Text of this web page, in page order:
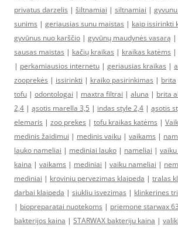
privatus darzelis | šiltnamiai | siltnamiai |
sunims | geriausias sunu maistas | kaip issirinkti
gyvūnus nuo karščio | gyvūnų maudynės vasarą |
sausas maistas | kačių kraikas | kraikas katėms |
| perkamiausios internetu | geriausias kraikas |
zooprekės | issirinkti | kraiko pasirinkimas | brita
tofu | odontologai | maxtra filtrai | aluna | brita
2,4 | ąsotis marella 3,5 | indas style 2,4 | ąsotis
elemaris | zoo prekes | tofu kraikas katėms |
medinis žaidimui | medinis vaiku | vaikams |
lauko nameliai | mediniai lauko | nameliai |
kaina | vaikams | mediniai | vaiku nameliai |
mediniai | kroviniu pervezimas klaipeda | tralas
darbai klaipeda | siukliu isvezimas | klinkerines
| biopreparatai nuotekoms | priemone starwax
bakterijos kaina | STARWAX bakteriju kaina |